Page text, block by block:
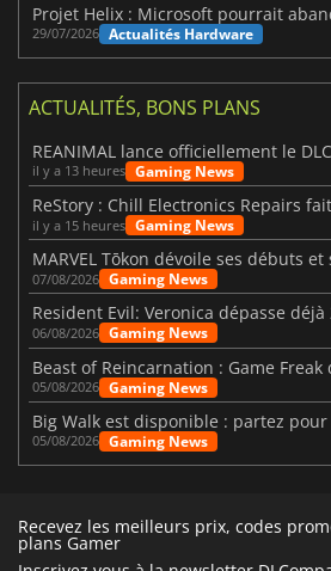
Projet Helix : Microsoft pourrait
29/07/2026 Actualités Hardware
ACTUALITÉS, BONS PLANS
REANIMAL lance officiellement le
il y a 13 heures Gaming News
il y a 15 heures Gaming News
07/08/2026 Gaming News
06/08/2026 Gaming News
05/08/2026 Gaming News
05/08/2026 Gaming News
Recevez les meilleurs prix, codes
plans Gamer